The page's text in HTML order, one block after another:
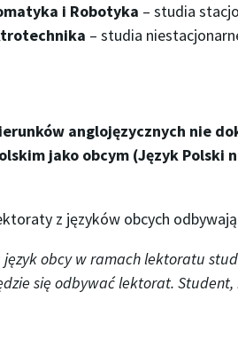
i Robotyka – studia
– studia
anglojęzycznych nie
jako obcym (Język Polski
z języków obcych
obcy w ramach lektoratu
się odbywać lektorat.